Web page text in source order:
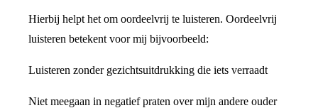
Hierbij helpt het om oordeelvrij te luisteren. Oordeelvrij
luisteren betekent voor mij bijvoorbeeld:
Luisteren zonder gezichtsuitdrukking die iets verraadt
Niet meegaan in negatief praten over mijn andere ouder